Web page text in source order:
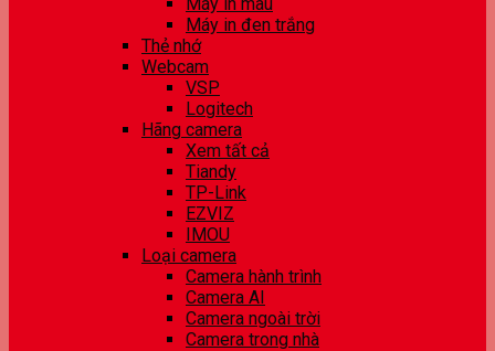
Máy in đen trắng
Thẻ nhớ
Webcam
VSP
Logitech
Hãng camera
Xem tất cả
Tiandy
TP-Link
EZVIZ
IMOU
Loại camera
Camera hành trình
Camera AI
Camera ngoài trời
Camera trong nhà